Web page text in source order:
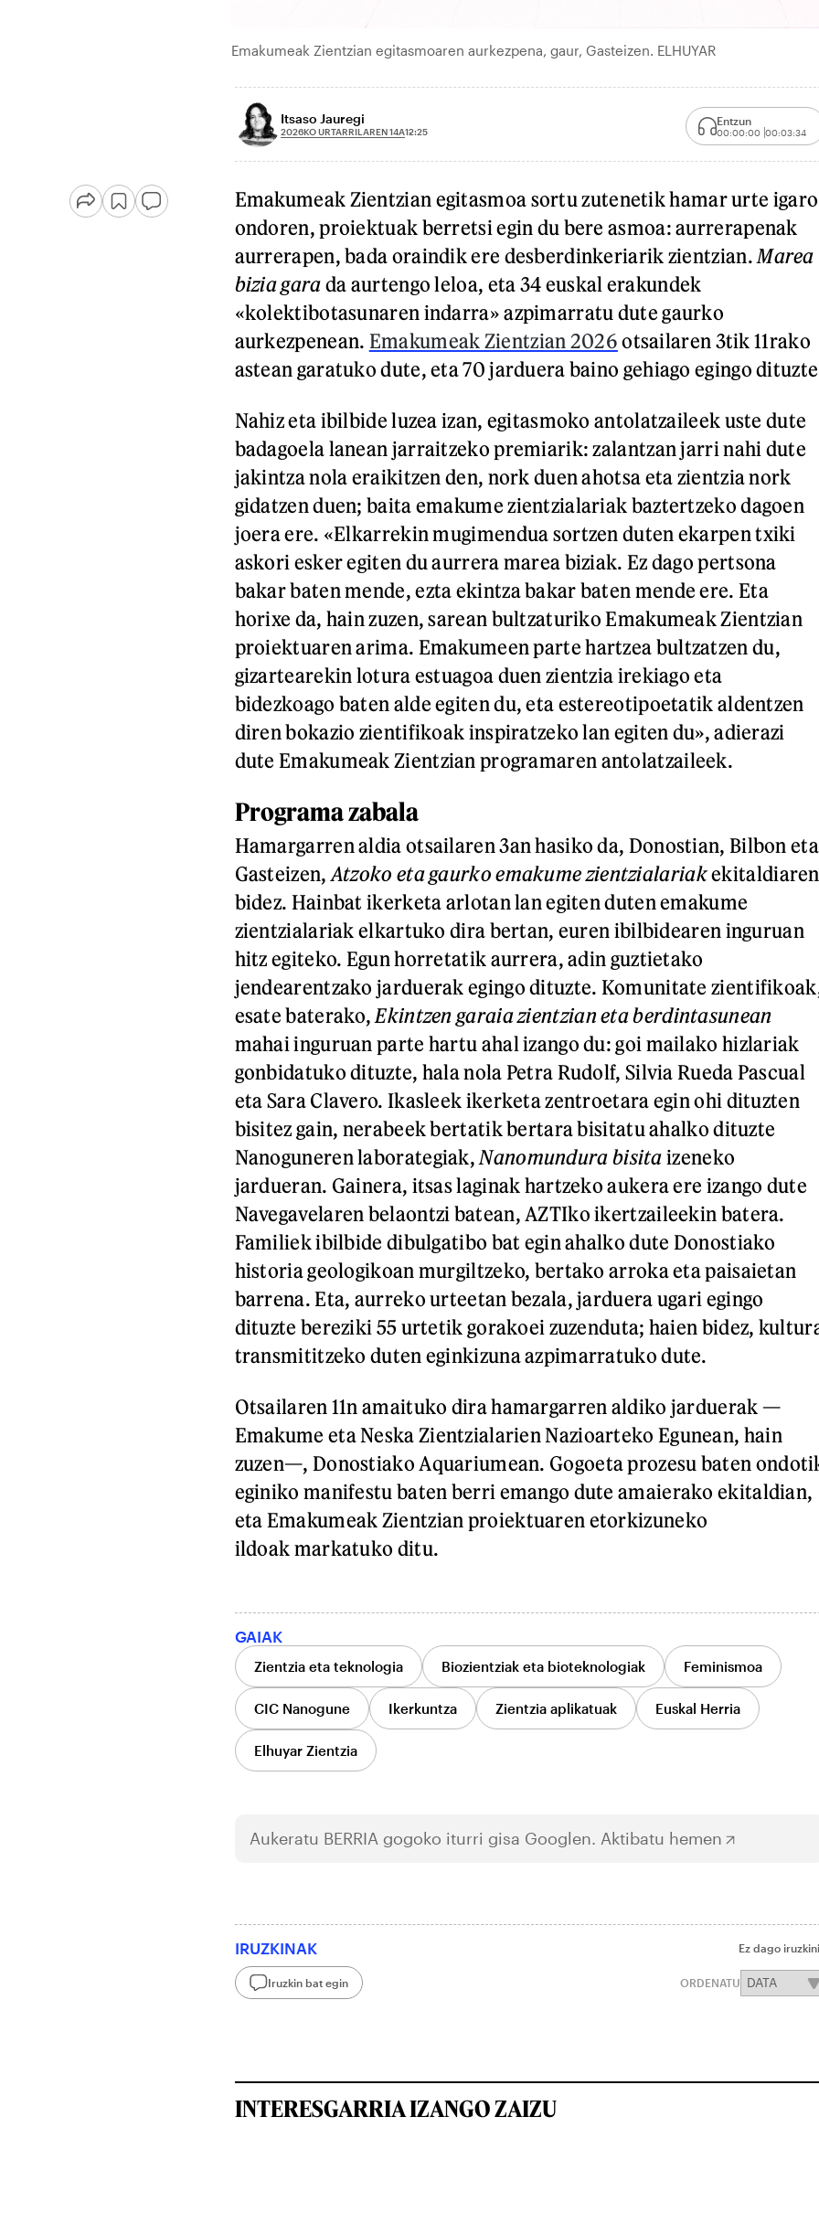
Emakumeak Zientzian egitasmoaren aurkezpena, gaur, Gasteizen. ELHUYAR
Itsaso Jauregi
2026KO URTARRILAREN 14A12:25
Entzun
00:00:00 00:03:34
Emakumeak Zientzian egitasmoa sortu zutenetik hamar urte igaro
ondoren, proiektuak berretsi egin du bere asmoa: aurrerapenak
aurrerapen, bada oraindik ere desberdinkeriarik zientzian. Marea
bizia gara da aurtengo leloa, eta 34 euskal erakundek
«kolektibotasunaren indarra» azpimarratu dute gaurko
aurkezpenean. Emakumeak Zientzian 2026 otsailaren 3tik 11rako
astean garatuko dute, eta 70 jarduera baino gehiago egingo
Nahiz eta ibilbide luzea izan, egitasmoko antolatzaileek uste dute
badagoela lanean jarraitzeko premiarik: zalantzan jarri nahi dute
jakintza nola eraikitzen den, nork duen ahotsa eta zientzia nork
gidatzen duen; baita emakume zientzialariak baztertzeko dagoen
joera ere. «Elkarrekin mugimendua sortzen duten ekarpen txiki
askori esker egiten du aurrera marea biziak. Ez dago pertsona
bakar baten mende, ezta ekintza bakar baten mende ere. Eta
horixe da, hain zuzen, sarean bultzaturiko Emakumeak Zientzian
proiektuaren arima. Emakumeen parte hartzea bultzatzen du,
gizartearekin lotura estuagoa duen zientzia irekiago eta
bidezkoago baten alde egiten du, eta estereotipoetatik aldentzen
diren bokazio zientifikoak inspiratzeko lan egiten du», adierazi
dute Emakumeak Zientzian programaren antolatzaileek.
Programa zabala
Hamargarren aldia otsailaren 3an hasiko da, Donostian, Bilbon eta
Gasteizen, Atzoko eta gaurko emakume zientzialariakekitaldiaren
bidez. Hainbat ikerketa arlotan lan egiten duten emakume
zientzialariak elkartuko dira bertan, euren ibilbidearen inguruan
hitz egiteko. Egun horretatik aurrera, adin guztietako
jendearentzako jarduerak egingo dituzte. Komunitate
esate baterako, Ekintzen garaia zientzian eta berdintasunean
mahai inguruan parte hartu ahal izango du: goi mailako hizlariak
gonbidatuko dituzte, hala nola Petra Rudolf, Silvia Rueda Pascual
eta Sara Clavero. Ikasleek ikerketa zentroetara egin ohi dituzten
bisitez gain, nerabeek bertatik bertara bisitatu ahalko dituzte
Nanoguneren laborategiak, Nanomundura bisita izeneko
jardueran. Gainera, itsas laginak hartzeko aukera ere izango dute
Navegavelaren belaontzi batean, AZTIko ikertzaileekin batera.
Familiek ibilbide dibulgatibo bat egin ahalko dute Donostiako
historia geologikoan murgiltzeko, bertako arroka eta paisaietan
barrena. Eta, aurreko urteetan bezala, jarduera ugari egingo
dituzte bereziki 55 urtetik gorakoei zuzenduta; haien bidez,
transmititzeko duten eginkizuna azpimarratuko dute.
Otsailaren 11n amaituko dira hamargarren aldiko jarduerak —
Emakume eta Neska Zientzialarien Nazioarteko Egunean, hain
zuzen—, Donostiako Aquariumean. Gogoeta prozesu baten
eginiko manifestu baten berri emango dute amaierako ekitaldian,
eta Emakumeak Zientzian proiektuaren etorkizuneko
ildoak markatuko ditu.
GAIAK
Zientzia eta teknologia Biozientziak eta bioteknologiak Feminismoa
CIC Nanogune Ikerkuntza Zientzia aplikatuak Euskal Herria
Elhuyar Zientzia
Aukeratu BERRIA gogoko iturri gisa Googlen. Aktibatu hemen
IRUZKINAK Ez dago
Iruzkin bat egin ORDENATU
INTERESGARRIA IZANGO ZAIZU